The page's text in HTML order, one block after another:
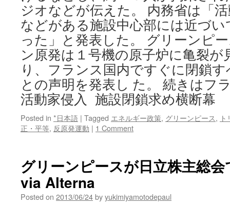
ジオなどが伝えた。 内務省は「
などがある施設中心部には近づ
った」と発表した。 グリーンピ
ン原発は１号機の原子炉に亀裂
り、フランス国内ですぐに閉鎖
との声明を発表し た。 続きはフ
活動家侵入 施設閉鎖求め横断幕
Posted in *日本語 | Tagged エネルギー政策, グリーンピース,
正・平等, 反原発運動 | 1 Comment
グリーンピースが日立株主総
via Alterna
Posted on 2013/06/24byyukimiyamotodepaul